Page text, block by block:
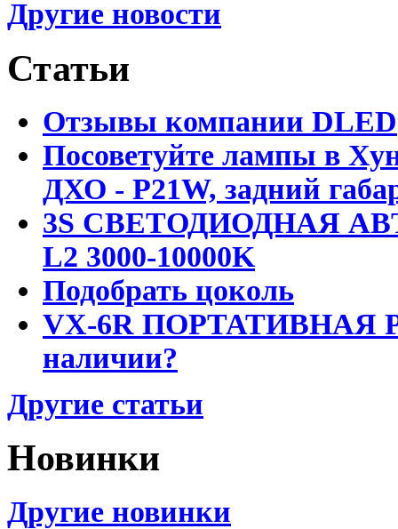
Другие новости
Статьи
Отзывы компании DLED
Посоветуйте лампы в
ДХО - P21W, задний
3S СВЕТОДИОДНАЯ
L2 3000-10000K
Подобрать цоколь
VX-6R ПОРТАТИВНАЯ
наличии?
Другие статьи
Новинки
Другие новинки